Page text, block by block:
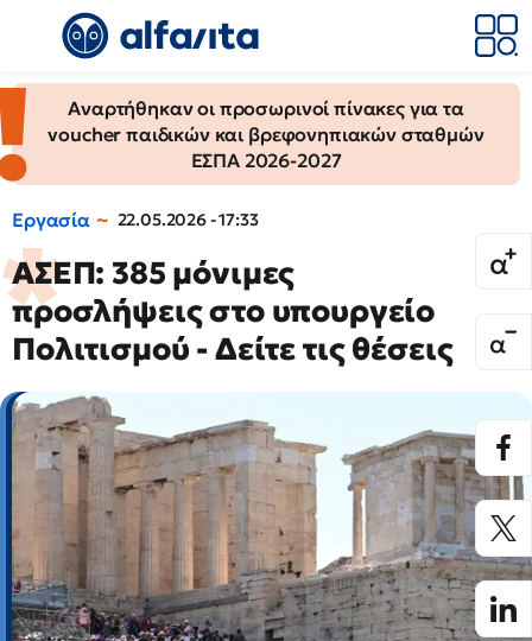
Αναρτήθηκαν οι προσωρινοί πίνακες για τα
voucher παιδικών και βρεφονηπιακών σταθμών
ΕΣΠΑ 2026-2027
Εργασία 22.05.2026 - 17:33
ΑΣΕΠ: 385 μόνιμες
προσλήψεις στο υπουργείο
Πολιτισμού - Δείτε τις θέσεις